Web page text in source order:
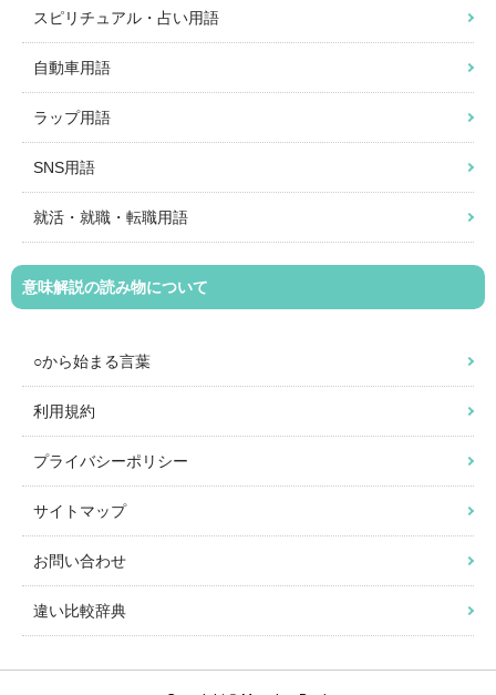
スピリチュアル・占い用語
自動車用語
ラップ用語
SNS用語
就活・就職・転職用語
意味解説の読み物について
○から始まる言葉
利用規約
プライバシーポリシー
サイトマップ
お問い合わせ
違い比較辞典